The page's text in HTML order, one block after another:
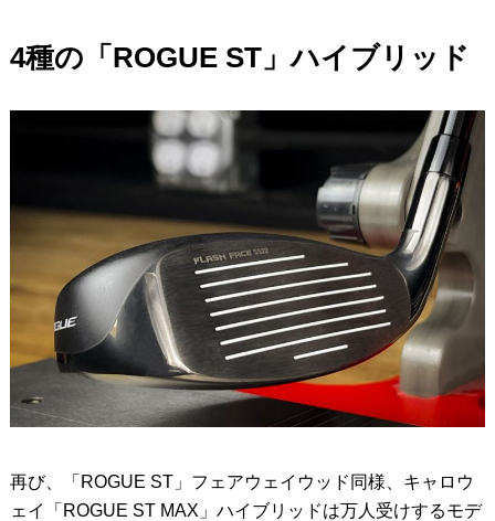
4種の「ROGUE ST」ハイブリッド
再び、「ROGUE ST」フェアウェイウッド同様、キャロウ
ェイ「ROGUE ST MAX」ハイブリッドは万人受けするモデ